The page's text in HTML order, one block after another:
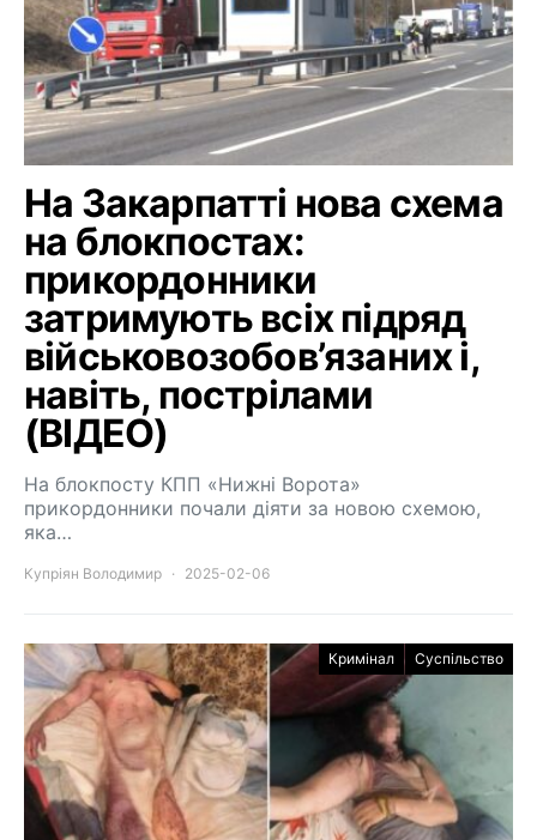
На Закарпатті нова схема
на блокпостах:
прикордонники
затримують всіх підряд
військовозобов’язаних і,
навіть, пострілами
(ВІДЕО)
На блокпосту КПП «Нижні Ворота»
прикордонники почали діяти за новою схемою,
яка…
Купріян Володимир 2025-02-06
Кримінал Суспільство